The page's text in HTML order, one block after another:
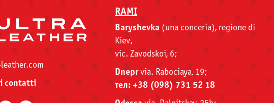
contatti
RAMI
Baryshevka (una conceria), regione di
Kiev,
viс. Zavodskoi, 6;
Dneprvia. Rabociaya, 19;
тел: +38 (098) 731 52 18